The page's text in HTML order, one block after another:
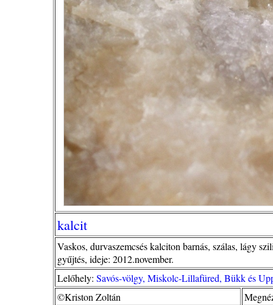
kalcit
Vaskos, durvaszemcsés kalciton barnás, szálas, lágy
gyűjtés, ideje: 2012.november.
Lelőhely: Savós-völgy, Miskolc-Lillafüred, Bükk és
©Kriston Zoltán